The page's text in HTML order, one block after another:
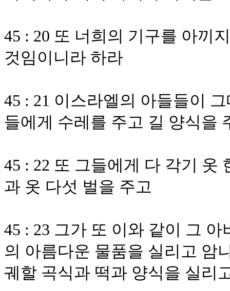
45 : 20 또 너희의 기구를 아끼
것임이니라 하라
45 : 21 이스라엘의 아들들이
들에게 수레를 주고 길 양식을
45 : 22 또 그들에게 다 각기 옷
과 옷 다섯 벌을 주고
45 : 23 그가 또 이와 같이 그
의 아름다운 물품을 실리고 암
궤할 곡식과 떡과 양식을 실리